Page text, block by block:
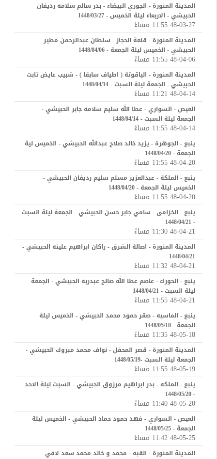
المدينة المنورة - الجوري البيضاء - بدر سالم سلامه رديفان
الحبيشي - الاربعاء ليلة الخميس - 1448/03/27
48-03-27 11:55 مساءً
المدينة المنورة - قلعة الحجاز - سلطان عبدالرحمن مطير
الحبيشي - الخميس ليلة الجمعة - 1448/04/06
48-04-06 11:55 مساءً
المدينة المنورة - الياقوتة ( اطياف سابقا ) - شبيب عايض ثابت
الحبيشي - الجمعة ليلة السبت - 1448/04/14
48-04-14 11:21 مساءً
العيص - السواري - عطا الله سليم سلامه جابر الحبيشي -
الجمعة ليلة السبت - 1448/04/14
48-04-14 11:55 مساءً
ينبع - الجوهرة - يزيد خالد صلاح عبدالله الحبيشي - الخميس لية
الجمعة - 1448/04/20
48-04-20 11:55 مساءً
ينبع - الملكة - عبدالعزيز مسلم سليم رديفان الحبيشي -
الخميس ليلة الجمعة - 1448/04/20
48-04-20 11:55 مساءً
ينبع - الخزامى - سامي جابر حسن الحبيشي - الجمعة ليلة السبت
- 1448/04/21
48-04-21 11:30 مساءً
المدينة المنورة - اصالة الشرق - راكان ابراهيم عليثه الحبيشي -
1448/04/21
48-04-21 11:32 مساءً
ينبع - الحوراء - عاصم عطا الله صالح عبدربه الحبيشي - الجمعة
ليلة السبت - 1448/04/21
48-04-21 11:55 مساءً
ينبع - الماسيه - صقر حمود محمد الحبيشي - الخميس ليلة
الجمعة - 1448/05/18
48-05-18 11:35 مساءً
المدينة المنورة - قصر المحفل - نواف محمد مبروك الحبيشي -
الجمعة ليلة السبت -1448/05/19
48-05-19 11:55 مساءً
ينبع - الملكه - بدر ابراهيم مرزوق الحبيشي - السبت ليلة الاحد
- 1448/05/20
48-05-20 11:40 مساءً
العيص - السواري - فهد حمود حماد الحبيشي - الخميس ليلة
الجمعة - 1448/05/25
48-05-25 11:42 مساءً
المدينة المنورة - القبه - محمد و خالد محمد سعد لافي